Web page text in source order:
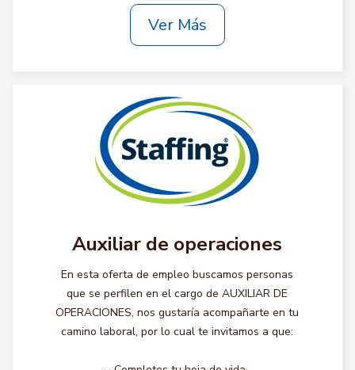
Ver Más
Auxiliar de operaciones
En esta oferta de empleo buscamos personas
que se perfilen en el cargo de AUXILIAR DE
OPERACIONES, nos gustaría acompañarte en tu
camino laboral, por lo cual te invitamos a que: